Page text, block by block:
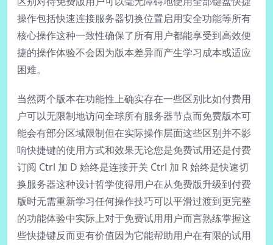
操作包括快速连接服务器切换位置启用安全功能等所有
核心操作这种一致性确保了所有用户都能享受到高效便
捷的操作体验不会因为版本差异而产生学习成本或适应
困难。
当然两个版本在功能性上确实存在一些区别比如付费用
户可以无限制地访问全球所有服务器节点而免费版本可
能会有部分区域限制但在实际操作层面这些区别并不影
响快捷键的使用方式和效果无论您是免费试用还是付费
订阅 Ctrl 加 D 始终是连接开关 Ctrl 加 R 始终是快速切
换服务器这种设计哲学使得用户在从免费版升级到付费
版时无需重新学习任何操作技巧可以平滑过渡到更完整
的功能体验中实际上对于免费试用用户而言熟练掌握这
些快捷键反而更有价值因为它能帮助用户在有限的试用